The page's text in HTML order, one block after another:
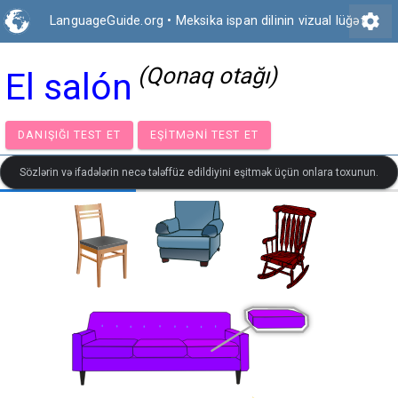
LanguageGuide.org • Meksika ispan dilinin vizual lüğətisettings
El salón (Qonaq otağı)
DANIŞIĞI TEST ET EŞITMƏNI TEST ET
Sözlərin və ifadələrin necə tələffüz edildiyini eşitmək üçün onlara toxunun.